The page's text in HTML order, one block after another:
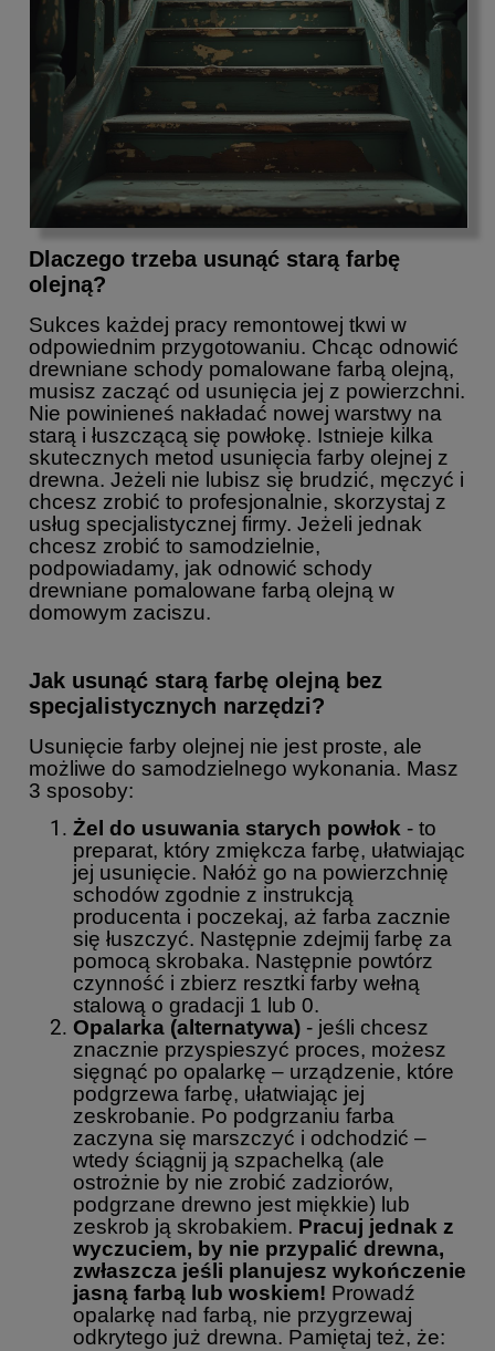
Dlaczego trzeba usunąć starą farbę
olejną?
Sukces każdej pracy remontowej tkwi w
odpowiednim przygotowaniu. Chcąc odnowić
drewniane schody pomalowane farbą olejną,
musisz zacząć od usunięcia jej z powierzchni.
Nie powinieneś nakładać nowej warstwy na
starą i łuszczącą się powłokę. Istnieje kilka
skutecznych metod usunięcia farby olejnej z
drewna. Jeżeli nie lubisz się brudzić, męczyć i
chcesz zrobić to profesjonalnie, skorzystaj z
usług specjalistycznej firmy. Jeżeli jednak
chcesz zrobić to samodzielnie,
podpowiadamy, jak odnowić schody
drewniane pomalowane farbą olejną w
domowym zaciszu.
Jak usunąć starą farbę olejną bez
specjalistycznych narzędzi?
Usunięcie farby olejnej nie jest proste, ale
możliwe do samodzielnego wykonania. Masz
3 sposoby:
Żel do usuwania starych powłok - to
preparat, który zmiękcza farbę, ułatwiając
jej usunięcie. Nałóż go na powierzchnię
schodów zgodnie z instrukcją
producenta i poczekaj, aż farba zacznie
się łuszczyć. Następnie zdejmij farbę za
pomocą skrobaka. Następnie powtórz
czynność i zbierz resztki farby wełną
stalową o gradacji 1 lub 0.
Opalarka (alternatywa) - jeśli chcesz
znacznie przyspieszyć proces, możesz
sięgnąć po opalarkę – urządzenie, które
podgrzewa farbę, ułatwiając jej
zeskrobanie. Po podgrzaniu farba
zaczyna się marszczyć i odchodzić –
wtedy ściągnij ją szpachelką (ale
ostrożnie by nie zrobić zadziorów,
podgrzane drewno jest miękkie) lub
zeskrob ją skrobakiem. Pracuj jednak z
wyczuciem, by nie przypalić drewna,
zwłaszcza jeśli planujesz wykończenie
jasną farbą lub woskiem! Prowadź
opalarkę nad farbą, nie przygrzewaj
odkrytego już drewna. Pamiętaj też, że: